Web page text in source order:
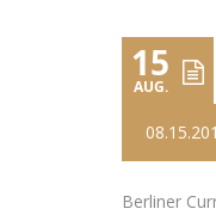
15
AUG.
Berliner